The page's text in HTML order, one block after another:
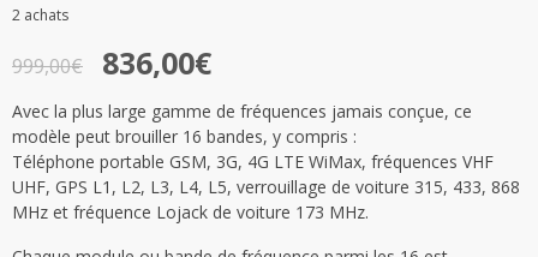
Note
2 achats
999,00€
Le
prix
initial
était :
999,00€.
836,00€
Le
prix
actuel
est :
836,00€.
Avec la plus large gamme de fréquences jamais conçue, ce
modèle peut brouiller 16 bandes, y compris :
Téléphone portable GSM, 3G, 4G LTE WiMax, fréquences VHF
UHF, GPS L1, L2, L3, L4, L5, verrouillage de voiture 315, 433, 868
MHz et fréquence Lojack de voiture 173 MHz.